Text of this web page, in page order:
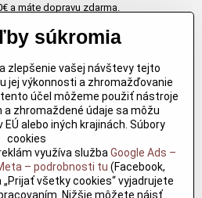
a máte dopravu zdarma.
výrobky Arbortech
konkretný účel. Záruka kvality v každom
jednom
náradie
overené časom pre profesionálov aj
súkromia
zlepšenie vašej návštevy tejto
jej výkonnosti a zhromažďovanie
tento účel môžeme použiť nástroje
zhromaždené údaje sa môžu
alebo iných krajinách. Súbory
cookies
využíva služba Google Ads –
– podrobnosti tu (Facebook,
všetky cookies“ vyjadrujete
Nižšie môžete nájsť